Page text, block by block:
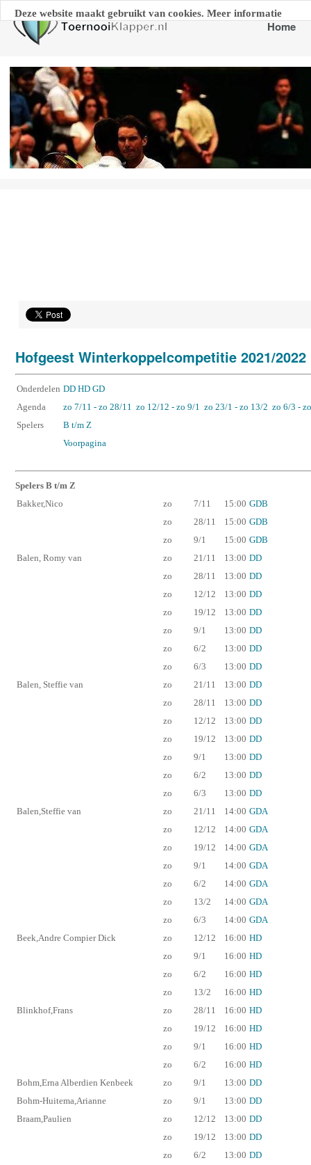
Hofgeest Winterkoppelcompetitie 2021/2022
Onderdelen DD HD GD
Agenda
zo 7/11 - zo 28/11 zo 12/12 - zo 9/1 zo 23/1 - zo 13/2 zo 6/3 -
Spelers
B t/m Z
Voorpagina
Spelers B t/m Z
Bakker,Nico
zo 7/11 15:00 GDB
zo
28/11 15:00 GDB
zo
9/1 15:00 GDB
Balen, Romy van
zo 21/11 13:00 DD
zo
28/11 13:00 DD
zo
12/12 13:00 DD
zo
19/12 13:00 DD
zo
9/1 13:00 DD
zo
6/2 13:00 DD
zo
6/3 13:00 DD
Balen, Steffie van
zo 21/11 13:00 DD
zo
28/11 13:00 DD
zo
12/12 13:00 DD
zo
19/12 13:00 DD
zo
9/1 13:00 DD
zo
6/2 13:00 DD
zo
6/3 13:00 DD
Balen,Steffie van
zo 21/11 14:00 GDA
zo
12/12 14:00 GDA
zo
19/12 14:00 GDA
zo
9/1 14:00 GDA
zo
6/2 14:00 GDA
zo
13/2 14:00 GDA
zo
6/3 14:00 GDA
Beek,Andre Compier Dick
zo 12/12 16:00 HD
zo
9/1 16:00 HD
zo
6/2 16:00 HD
zo
13/2 16:00 HD
Blinkhof,Frans
zo 28/11 16:00 HD
zo
19/12 16:00 HD
zo
9/1 16:00 HD
zo
6/2 16:00 HD
Bohm,Erna Alberdien Kenbeek
zo 9/1 13:00 DD
Bohm-Huitema,Arianne
zo 9/1 13:00 DD
Braam,Paulien
zo 12/12 13:00 DD
zo
19/12 13:00 DD
zo
6/2 13:00 DD
Home
Deze website maakt gebruikt van cookies. Meer informatie